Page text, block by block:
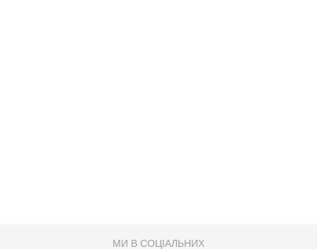
МИ В СОЦІАЛЬНИХ